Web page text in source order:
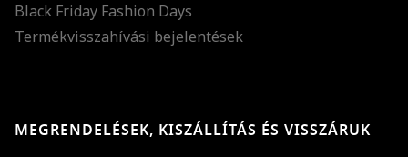
Black Friday Fashion Days
Termékvisszahívási bejelentések
MEGRENDELÉSEK, KISZÁLLÍTÁS ÉS VISSZÁRUK